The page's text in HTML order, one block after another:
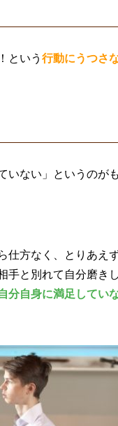
という 行動にうつさ
いない」というのが
仕方なく、とりあえ
と別れて自分磨き
分自身に満足してい